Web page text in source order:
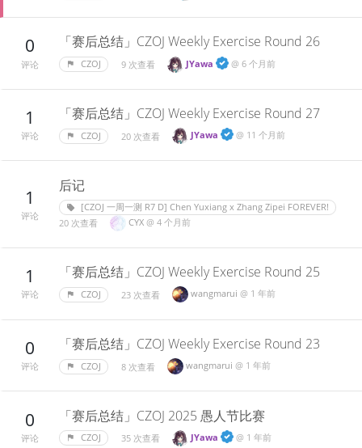
0
评论
「赛后总结」CZOJ Weekly Exercise Round 26
CZOJ 9 次查看 JYawa @ 6 个月前
1
评论
「赛后总结」CZOJ Weekly Exercise Round 27
CZOJ 20 次查看 JYawa @ 11 个月前
1
评论
后记
[CZOJ 一周一测 R7 D] Chen Yuxiang x Zhang Zipei FOREVER!
20 次查看 CYX@4 个月前
1
评论
「赛后总结」CZOJ Weekly Exercise Round 25
CZOJ 23 次查看 wangmarui @ 1 年前
0
评论
「赛后总结」CZOJ Weekly Exercise Round 23
CZOJ 8 次查看 wangmarui @ 1 年前
0
评论
「赛后总结」CZOJ 2025 愚人节比赛
CZOJ 35 次查看 JYawa @ 1 年前